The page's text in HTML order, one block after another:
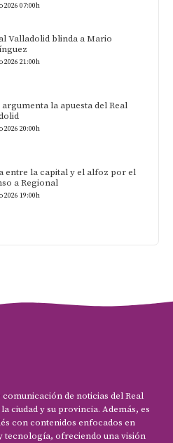
2026 07:00h
Valladolid blinda a Mario
2026 21:00h
la apuesta del Real
2026 20:00h
entre la capital y el alfoz por el
a Regional
2026 19:00h
de noticias del Real
ciudad y su provincia. Además, es
con contenidos enfocados en
tecnología, ofreciendo una visión